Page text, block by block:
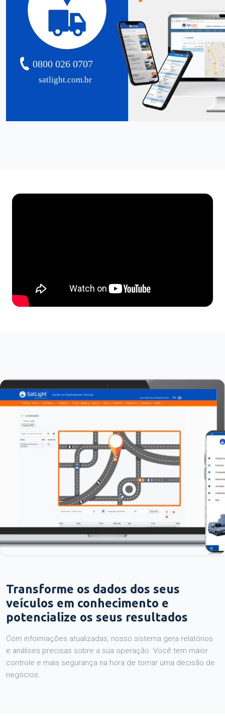
satlight.com.br
0800 026 0707
Transforme os dados dos seus
veículos em conhecimento e
potencialize os seus resultados
Com informações atualizadas, nosso sistema gera relatórios
e análises precisas sobre a sua operação. Você tem maior
controle e mais segurança na hora de tomar uma decisão de
negócios.